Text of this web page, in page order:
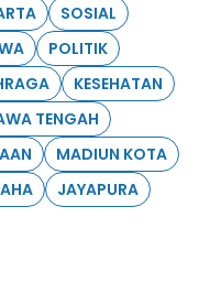
SOSIAL
POLITIK
KESEHATAN
TENGAH
MADIUN KOTA
JAYAPURA